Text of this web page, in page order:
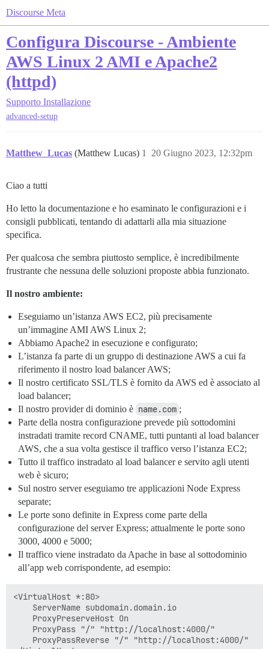
Discourse Meta
Configura Discourse - Ambiente
AWS Linux 2 AMI e Apache2
(httpd)
Supporto Installazione
advanced-setup
Matthew_Lucas (Matthew Lucas) 20 Giugno 2023, 12:32pm
1
Ciao a tutti
Ho letto la documentazione e ho esaminato le configurazioni e i
consigli pubblicati, tentando di adattarli alla mia situazione
specifica.
Per qualcosa che sembra piuttosto semplice, è incredibilmente
frustrante che nessuna delle soluzioni proposte abbia funzionato.
Il nostro ambiente:
Eseguiamo un’istanza AWS EC2, più precisamente
un’immagine AMI AWS Linux 2;
Abbiamo Apache2 in esecuzione e configurato;
L’istanza fa parte di un gruppo di destinazione AWS a cui fa
riferimento il nostro load balancer AWS;
Il nostro certificato SSL/TLS è fornito da AWS ed è associato al
load balancer;
Il nostro provider di dominio è name.com ;
Parte della nostra configurazione prevede più sottodomini
instradati tramite record CNAME, tutti puntanti al load balancer
AWS, che a sua volta gestisce il traffico verso l’istanza EC2;
Tutto il traffico instradato al load balancer e servito agli utenti
web è sicuro;
Sul nostro server eseguiamo tre applicazioni Node Express
separate;
Le porte sono definite in Express come parte della
configurazione del server Express; attualmente le porte sono
3000, 4000 e 5000;
Il traffico viene instradato da Apache in base al sottodominio
all’app web corrispondente, ad esempio:
<VirtualHost *:80>
    ServerName subdomain.domain.io
    ProxyPreserveHost On
    ProxyPass "/" "http://localhost:4000/"
    ProxyPassReverse "/" "http://localhost:4000/"